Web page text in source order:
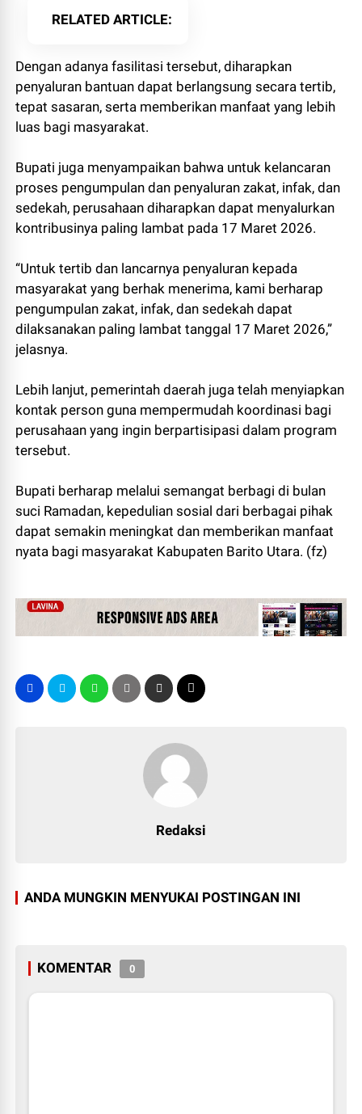
RELATED ARTICLE
Dengan adanya fasilitasi tersebut, diharapkan
penyaluran bantuan dapat berlangsung secara tertib,
tepat sasaran, serta memberikan manfaat yang lebih
luas bagi masyarakat.
Bupati juga menyampaikan bahwa untuk kelancaran
proses pengumpulan dan penyaluran zakat, infak, dan
sedekah, perusahaan diharapkan dapat menyalurkan
kontribusinya paling lambat pada 17 Maret 2026.
“Untuk tertib dan lancarnya penyaluran kepada
masyarakat yang berhak menerima, kami berharap
pengumpulan zakat, infak, dan sedekah dapat
dilaksanakan paling lambat tanggal 17 Maret 2026,”
jelasnya.
Lebih lanjut, pemerintah daerah juga telah menyiapkan
kontak person guna mempermudah koordinasi bagi
perusahaan yang ingin berpartisipasi dalam program
tersebut.
Bupati berharap melalui semangat berbagi di bulan
suci Ramadan, kepedulian sosial dari berbagai pihak
dapat semakin meningkat dan memberikan manfaat
nyata bagi masyarakat Kabupaten Barito Utara. (fz)
Redaksi
ANDA MUNGKIN MENYUKAI POSTINGAN INI
KOMENTAR 0